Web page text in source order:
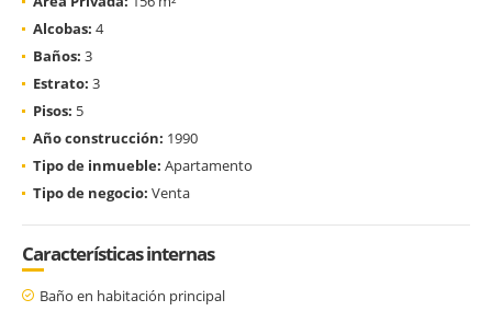
Alcobas: 4
Baños: 3
Estrato: 3
Pisos: 5
Año construcción: 1990
Tipo de inmueble: Apartamento
Tipo de negocio: Venta
Características internas
Baño en habitación principal